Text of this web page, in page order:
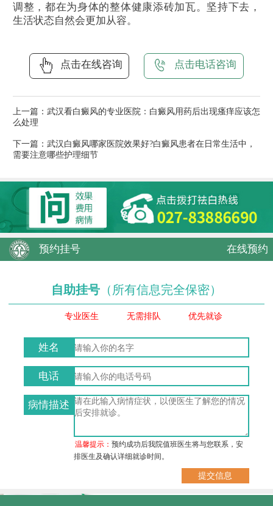
调整，都在为身体的整体健康添砖加瓦。坚持下去，
生活状态自然会更加从容。
点击在线咨询 点击电话咨询
上一篇： 武汉看白癜风的专业医院：白癜风用药后出现瘙痒应该怎
么处理
下一篇： 武汉白癜风哪家医院效果好?白癜风患者在日常生活中，
需要注意哪些护理细节
预约挂号 在线预约
自助挂号 （所有信息完全保密）
专业医生 无需排队 优先就诊
姓名
电话
病情描述
温馨提示：预约成功后我院值班医生将与您联系，安
排医生及确认详细就诊时间。